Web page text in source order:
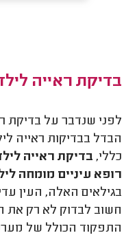
בדיקת ראייה
לפני שנדבר על בדיקת
הבדל בבדיקות ראייה
כללי,
רופא עיניים מומחה
בגילאים האלה, העין
חשוב לבדוק לא רק את
התפקוד הכולל של